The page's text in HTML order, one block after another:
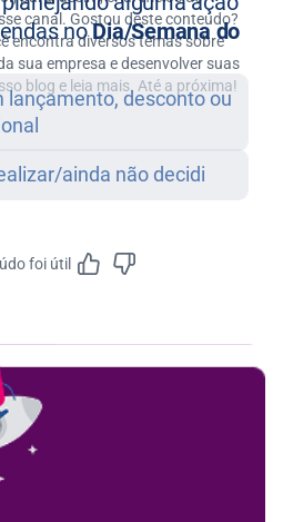
canal. Gostou deste conteúdo?
encontra diversos temas sobre
sua empresa e desenvolver suas
blog e leia mais. Até a próxima!
foi útil